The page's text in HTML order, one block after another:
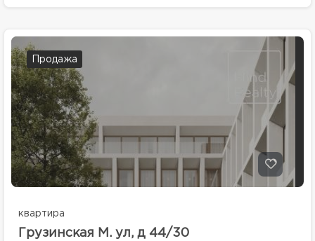
Продажа
квартира
Грузинская М. ул, д 44/30